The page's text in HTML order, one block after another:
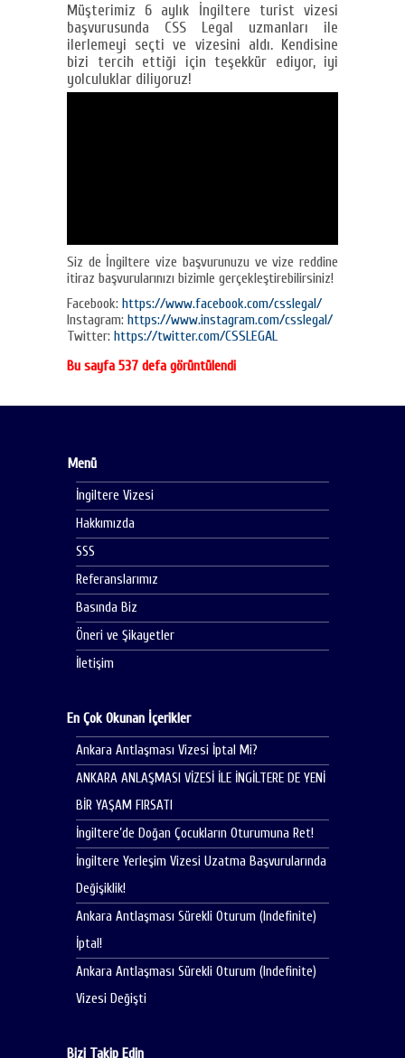
Müşterimiz 6 aylık İngiltere turist vizesi
başvurusunda CSS Legal uzmanları ile
ilerlemeyi seçti ve vizesini aldı. Kendisine
bizi tercih ettiği için teşekkür ediyor, iyi
yolculuklar diliyoruz!
Siz de İngiltere vize başvurunuzu ve vize reddine
itiraz başvurularınızı bizimle gerçekleştirebilirsiniz!
Facebook: https://www.facebook.com/csslegal/
Instagram: https://www.instagram.com/csslegal/
Twitter: https://twitter.com/CSSLEGAL
Bu sayfa 537 defa görüntülendi
Menü
İngiltere Vizesi
Hakkımızda
SSS
Referanslarımız
Basında Biz
Öneri ve Şikayetler
İletişim
En Çok Okunan İçerikler
Ankara Antlaşması Vizesi İptal Mi?
ANKARA ANLAŞMASI VİZESİ İLE İNGİLTERE DE YENİ
BİR YAŞAM FIRSATI
İngiltere’de Doğan Çocukların Oturumuna Ret!
İngiltere Yerleşim Vizesi Uzatma Başvurularında
Değişiklik!
Ankara Antlaşması Sürekli Oturum (Indefinite)
İptal!
Ankara Antlaşması Sürekli Oturum (Indefinite)
Vizesi Değişti
Bizi Takip Edin